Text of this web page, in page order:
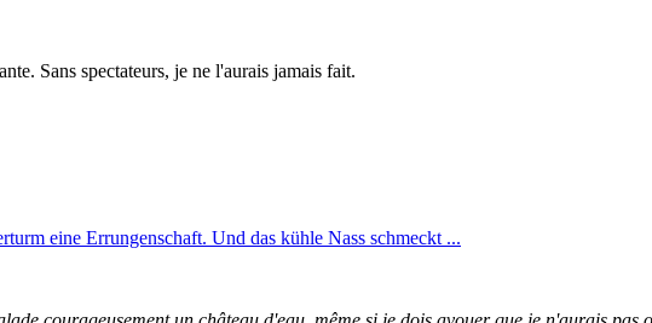
Sans spectateurs, je ne l'aurais jamais fait.